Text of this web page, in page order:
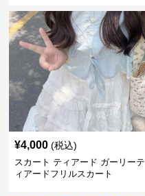
¥4,000 (税込)
スカート ティアード ガーリーテ
ィアードフリルスカート